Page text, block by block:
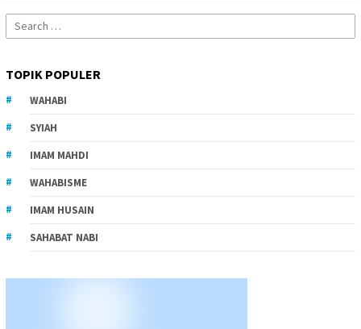
Search
for:
TOPIK POPULER
WAHABI
SYIAH
IMAM MAHDI
WAHABISME
IMAM HUSAIN
SAHABAT NABI